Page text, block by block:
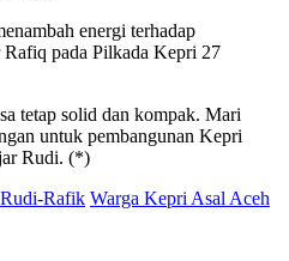
energi terhadap
pada Pilkada Kepri 27
tetap solid dan kompak. Mari
untuk pembangunan Kepri
Rudi. (*)
Rafik Warga Kepri Asal Aceh